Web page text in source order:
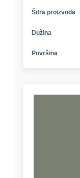
Šifra proizvoda
Dužina
Površina